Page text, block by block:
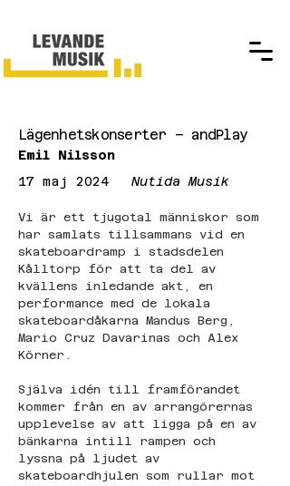
Lägenhetskonserter – andPlay
Emil Nilsson
17 maj 2024
Nutida Musik
Vi är ett tjugotal människor som
har samlats tillsammans vid en
skateboardramp i stadsdelen
Kålltorp för att ta del av
kvällens inledande akt, en
performance med de lokala
skateboardåkarna Mandus Berg,
Mario Cruz Davarinas och Alex
Körner.
Själva idén till framförandet
kommer från en av arrangörernas
upplevelse av att ligga på en av
bänkarna intill rampen och
lyssna på ljudet av
skateboardhjulen som rullar mot